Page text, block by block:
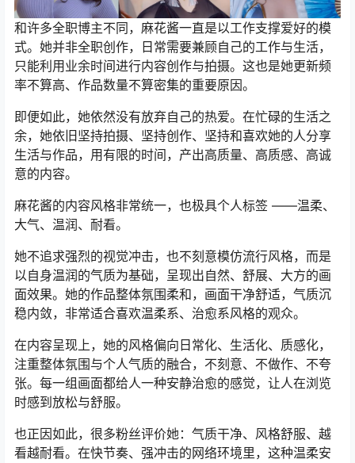
和许多全职博主不同，麻花酱一直是以工作支撑爱好的模
式。她并非全职创作，日常需要兼顾自己的工作与生活，
只能利用业余时间进行内容创作与拍摄。这也是她更新频
率不算高、作品数量不算密集的重要原因。
即便如此，她依然没有放弃自己的热爱。在忙碌的生活之
余，她依旧坚持拍摄、坚持创作、坚持和喜欢她的人分享
生活与作品，用有限的时间，产出高质量、高质感、高诚
意的内容。
麻花酱的内容风格非常统一，也极具个人标签 ——温柔、
大气、温润、耐看。
她不追求强烈的视觉冲击，也不刻意模仿流行风格，而是
以自身温润的气质为基础，呈现出自然、舒展、大方的画
面效果。她的作品整体氛围柔和，画面干净舒适，气质沉
稳内敛，非常适合喜欢温柔系、治愈系风格的观众。
在内容呈现上，她的风格偏向日常化、生活化、质感化，
注重整体氛围与个人气质的融合，不刻意、不做作、不夸
张。每一组画面都给人一种安静治愈的感觉，让人在浏览
时感到放松与舒服。
也正因如此，很多粉丝评价她：气质干净、风格舒服、越
看越耐看。在快节奏、强冲击的网络环境里，这种温柔安